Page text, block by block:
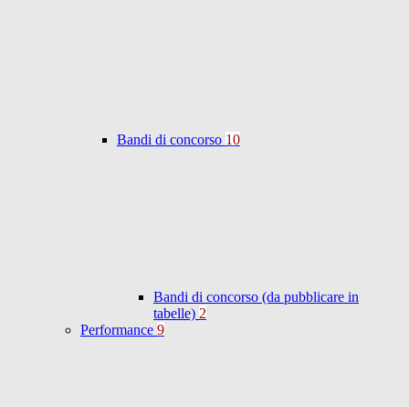
Bandi di concorso 10
Bandi di concorso (da pubblicare in
tabelle) 2
Performance 9